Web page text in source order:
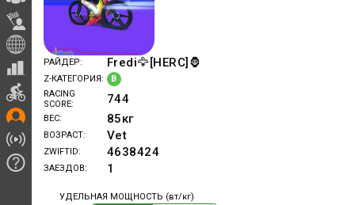
РАЙДЕР Fredi🦅[HERC]🦍
Z-КАТЕГОРИЯ
B
RACING
SCORE
744
ВЕС 85кг
ВОЗРАСТ Vet
ZWIFTID 4638424
ЗАЕЗДОВ 1
УДЕЛЬНАЯ МОЩНОСТЬ (вт/кг)